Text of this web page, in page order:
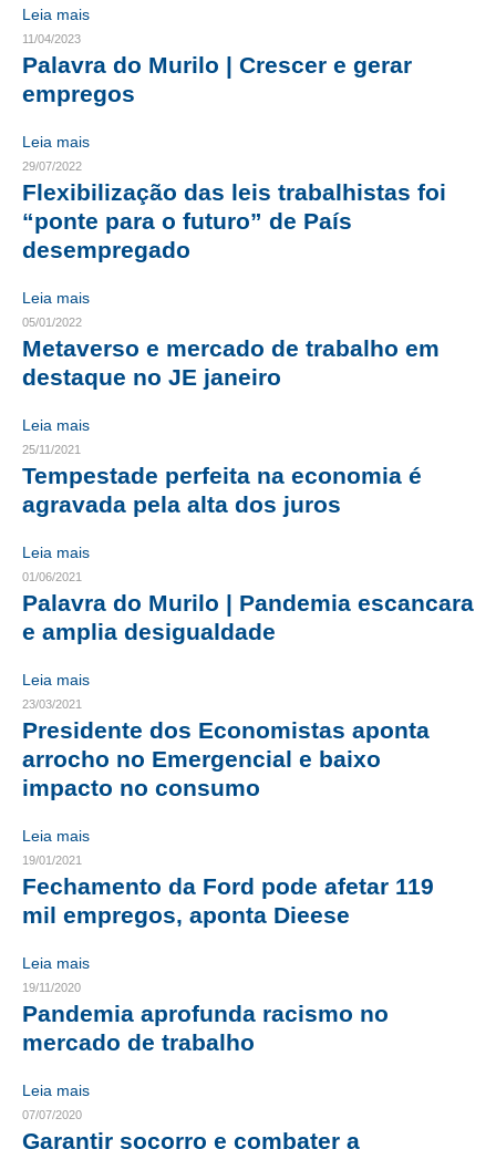
TRANSPARÊNCIA
JURÍDICO
CONSULTORIA
ACORDOS, CONVENÇÕES E DISSÍDIOS
CONTRIBUIÇÕES
CONTRIBUIÇÃO ASSISTENCIAL
REVISÃO DE APOSENTADORIA
FGTS EXPURGOS
FGTS CORREÇÃO
LEGISLAÇÃO
LEI 4.950-A/1966 – PISO SALARIAL
LEI 5.194/1966 – REGULAMENTAÇÃO DA PROFISSÃO
HOMOLOGAÇÕES
PISO SALARIAL
FIQUE POR DENTRO
OPORTUNIDADES
APRESENTAÇÃO
EMPREGO E ESTÁGIO
CARREIRA
Leia mais
11/04/2023
Palavra do Murilo | Crescer e gerar
empregos
Leia mais
29/07/2022
Flexibilização das leis trabalhistas foi
“ponte para o futuro” de País
desempregado
Leia mais
05/01/2022
Metaverso e mercado de trabalho em
destaque no JE janeiro
Leia mais
25/11/2021
Tempestade perfeita na economia é
agravada pela alta dos juros
Leia mais
01/06/2021
Palavra do Murilo | Pandemia escancara
e amplia desigualdade
Leia mais
23/03/2021
Presidente dos Economistas aponta
arrocho no Emergencial e baixo
impacto no consumo
Leia mais
19/01/2021
Fechamento da Ford pode afetar 119
mil empregos, aponta Dieese
Leia mais
19/11/2020
Pandemia aprofunda racismo no
mercado de trabalho
Leia mais
07/07/2020
Garantir socorro e combater a